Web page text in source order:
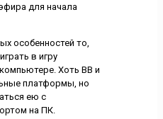
для начала
особенностей то,
в игру
Хоть ВВ и
платформы, но
ею с
на ПК.